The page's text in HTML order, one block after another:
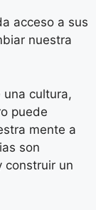
acceso a sus
nuestra
una cultura,
puede
mente a
son
construir un